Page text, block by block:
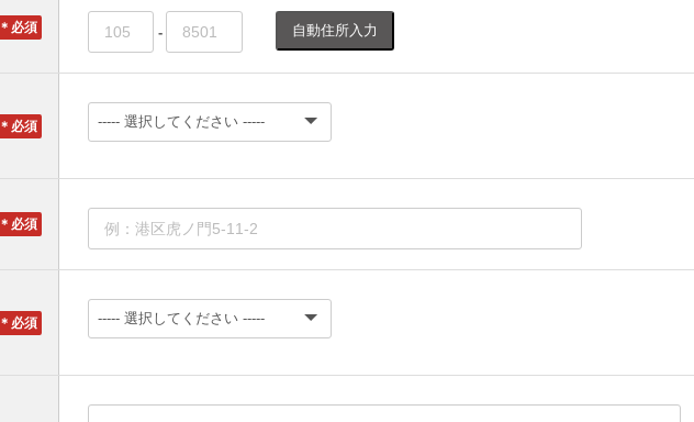
＊ - 自動住所入力
＊
＊
＊